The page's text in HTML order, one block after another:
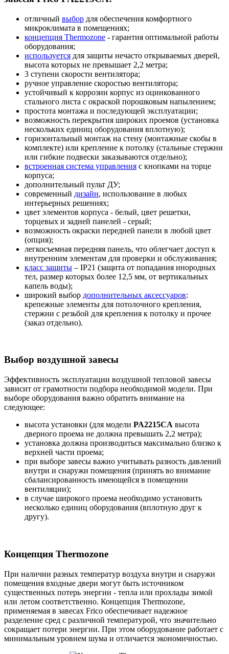
отличный выбор для обеспечения комфортного
микроклимата в помещениях;
концепция Thermozone - гарантия оптимальной работы
оборудования;
используется для защиты нечасто открываемых дверей,
высота которых не превышает 2,2 метра;
3 ступени скорости вентилятора;
ручное управление скоростью вентилятора;
устойчивый к коррозии корпус из оцинкованного
стального листа с окраской порошковым напылением;
простота монтажа и последующей эксплуатации;
возможность перекрытия широких проемов (установка
нескольких единиц оборудования вплотную);
горизонтальный монтаж на стену (монтажные скобы в
комплекте) или крепление к потолку (стальные стержни
или гибкие подвески заказываются отдельно);
встроенная система управления с кнопками на торце
корпуса;
дополнительный пульт ДУ;
современный дизайн, использование в любых
интерьерных решениях;
цвет элементов корпуса - белый, цвет решетки,
торцевых и задней панелей - серый;
возможность окраски передней панели в любой цвет
(опция);
легкосъемная передняя панель, что облегчает доступ к
внутренним элементам для проверки и обслуживания;
класс защиты – IP21 (защита от попадания инородных
тел, размер которых более 12,5 мм, от вертикальных
капель воды);
широкий выбор дополнительных аксессуаров:
крепежные элементы для потолочного крепления,
стержни с резьбой для крепления к потолку и прочее
(заказ отдельно).
Выбор воздушной завесы
Эффективность эксплуатации воздушной тепловой завесы
зависит от грамотности подбора необходимой модели. При
выборе оборудования важно обратить внимание на
следующее:
высота установки (для модели PA2215CA высота
дверного проема не должна превышать 2,2 метра);
установка должна производиться максимально близко к
верхней части проема;
при выборе завесы важно учитывать разность давлений
внутри и снаружи помещения (принять во внимание
сбалансированность имеющейся в помещении
вентиляции);
в случае широкого проема необходимо установить
несколько единиц оборудования (вплотную друг к
другу).
Концепция Thermozone
При наличии разных температур воздуха внутри и снаружи
помещения входные двери могут быть источником
существенных потерь энергии - тепла или прохлады зимой
или летом соответственно. Концепция Thermozone,
применяемая в завесах Frico обеспечивает надежное
разделение сред с различной температурой, что значительно
сокращает потери энергии. При этом оборудование работает с
минимальным уровнем шума и отличается экономичностью.